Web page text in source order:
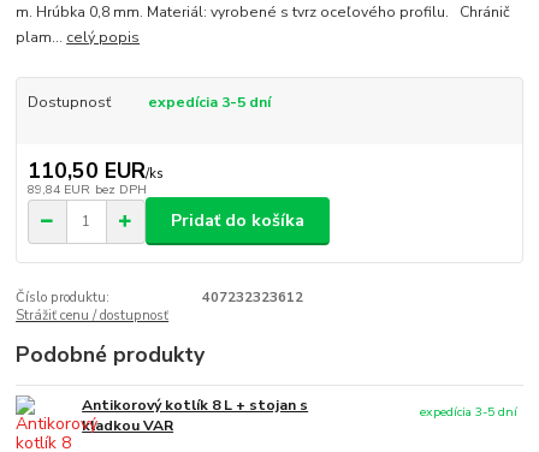
m. Hrúbka 0,8 mm. Materiál: vyrobené s tvrz oceľového profilu. Chránič
plam... celý popis
Dostupnosť expedícia 3-5 dní
110,50 EUR/ks
89,84 EUR bez DPH
Pridať do košíka
Číslo produktu:
407232323612
Strážiť cenu / dostupnosť
Podobné produkty
Antikorový kotlík 8 L + stojan s
kladkou VAR
expedícia 3-5 dní